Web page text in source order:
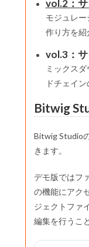
vol.2：サ
モジュレ
作り方を紹
vol.3：サ
ミックス
ドチェイ
Bitwig
Bitwig Studio
きます。
デモ版ではフ
の機能にアク
ジェクトファ
編集を行うこ